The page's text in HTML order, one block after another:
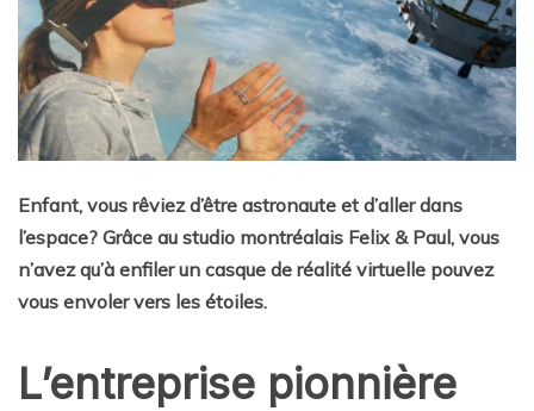
Enfant, vous rêviez d’être astronaute et d’aller dans
l’espace? Grâce au studio montréalais Felix & Paul, vous
n’avez qu’à enfiler un casque de réalité virtuelle pouvez
vous envoler vers les étoiles.
L’entreprise pionnière